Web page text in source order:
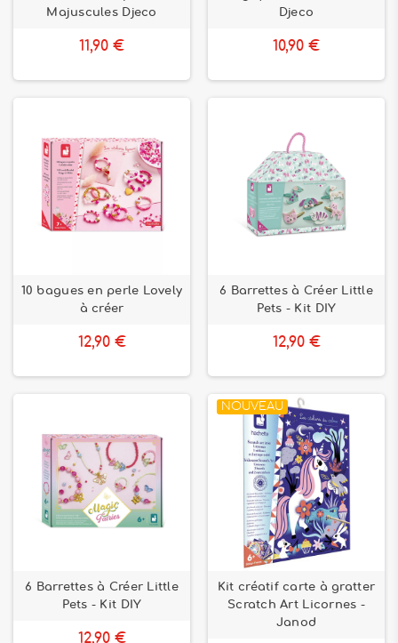
Majuscules Djeco
11,90 €
Djeco
10,90 €
10 bagues en perle Lovely
à créer
12,90 €
6 Barrettes à Créer Little
Pets - Kit DIY
12,90 €
6 Barrettes à Créer Little
Pets - Kit DIY
12,90 €
NOUVEAU
Kit créatif carte à gratter
Scratch Art Licornes -
Janod